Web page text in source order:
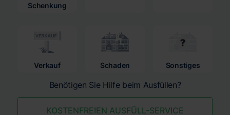
Schenkung
Verkauf Schaden Sonstiges
Benötigen Sie Hilfe beim Ausfüllen?
KOSTENFREIEN AUSFÜLL-SERVICE